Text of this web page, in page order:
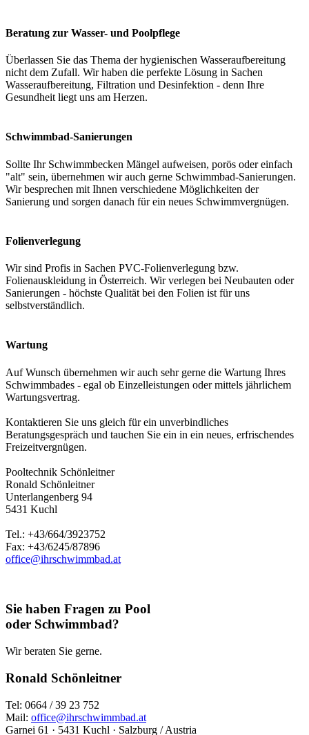
Beratung zur Wasser- und Poolpflege
Überlassen Sie das Thema der hygienischen Wasseraufbereitung
nicht dem Zufall. Wir haben die perfekte Lösung in Sachen
Wasseraufbereitung, Filtration und Desinfektion - denn Ihre
Gesundheit liegt uns am Herzen.
Schwimmbad-Sanierungen
Sollte Ihr Schwimmbecken Mängel aufweisen, porös oder einfach
"alt" sein, übernehmen wir auch gerne Schwimmbad-Sanierungen.
Wir besprechen mit Ihnen verschiedene Möglichkeiten der
Sanierung und sorgen danach für ein neues Schwimmvergnügen.
Folienverlegung
Wir sind Profis in Sachen PVC-Folienverlegung bzw.
Folienauskleidung in Österreich. Wir verlegen bei Neubauten oder
Sanierungen - höchste Qualität bei den Folien ist für uns
selbstverständlich.
Wartung
Auf Wunsch übernehmen wir auch sehr gerne die Wartung Ihres
Schwimmbades - egal ob Einzelleistungen oder mittels jährlichem
Wartungsvertrag.
Kontaktieren Sie uns gleich für ein unverbindliches
Beratungsgespräch und tauchen Sie ein in ein neues, erfrischendes
Freizeitvergnügen.
Pooltechnik Schönleitner
Ronald Schönleitner
Unterlangenberg 94
5431 Kuchl
Tel.: +43/664/3923752
Fax: +43/6245/87896
office@ihrschwimmbad.at
Sie haben Fragen zu Pool
oder Schwimmbad?
Wir beraten Sie gerne.
Ronald Schönleitner
Tel: 0664 / 39 23 752
Mail: office@ihrschwimmbad.at
Garnei 61 · 5431 Kuchl · Salzburg / Austria